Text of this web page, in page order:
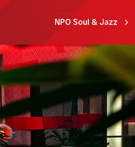
NPO Soul & Jazz